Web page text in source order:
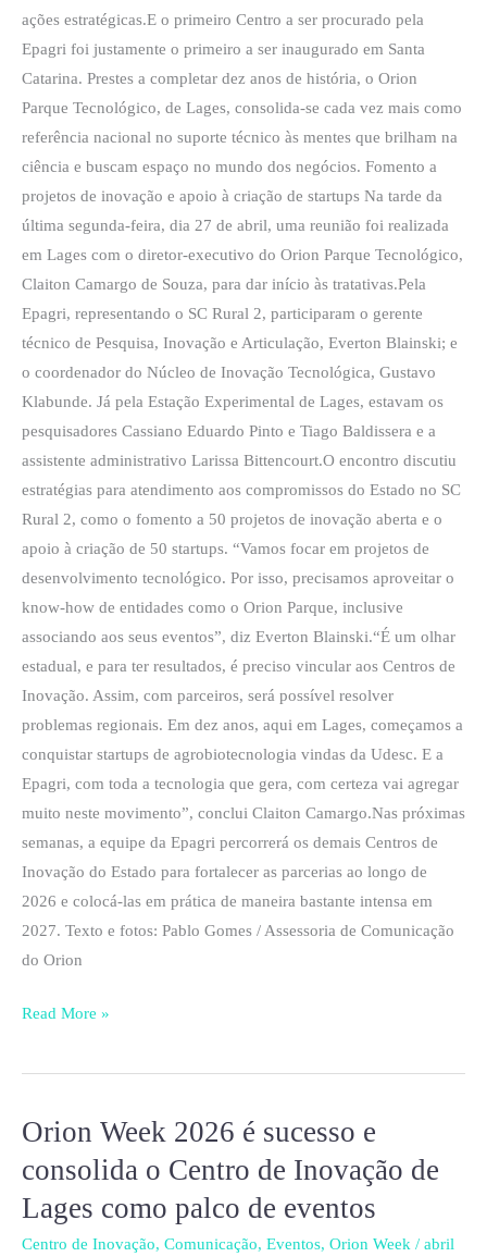
ações estratégicas.E o primeiro Centro a ser procurado pela
Epagri foi justamente o primeiro a ser inaugurado em Santa
Catarina. Prestes a completar dez anos de história, o Orion
Parque Tecnológico, de Lages, consolida-se cada vez mais como
referência nacional no suporte técnico às mentes que brilham na
ciência e buscam espaço no mundo dos negócios. Fomento a
projetos de inovação e apoio à criação de startups Na tarde da
última segunda-feira, dia 27 de abril, uma reunião foi realizada
em Lages com o diretor-executivo do Orion Parque Tecnológico,
Claiton Camargo de Souza, para dar início às tratativas.Pela
Epagri, representando o SC Rural 2, participaram o gerente
técnico de Pesquisa, Inovação e Articulação, Everton Blainski; e
o coordenador do Núcleo de Inovação Tecnológica, Gustavo
Klabunde. Já pela Estação Experimental de Lages, estavam os
pesquisadores Cassiano Eduardo Pinto e Tiago Baldissera e a
assistente administrativo Larissa Bittencourt.O encontro discutiu
estratégias para atendimento aos compromissos do Estado no SC
Rural 2, como o fomento a 50 projetos de inovação aberta e o
apoio à criação de 50 startups. “Vamos focar em projetos de
desenvolvimento tecnológico. Por isso, precisamos aproveitar o
know-how de entidades como o Orion Parque, inclusive
associando aos seus eventos”, diz Everton Blainski.“É um olhar
estadual, e para ter resultados, é preciso vincular aos Centros de
Inovação. Assim, com parceiros, será possível resolver
problemas regionais. Em dez anos, aqui em Lages, começamos a
conquistar startups de agrobiotecnologia vindas da Udesc. E a
Epagri, com toda a tecnologia que gera, com certeza vai agregar
muito neste movimento”, conclui Claiton Camargo.Nas próximas
semanas, a equipe da Epagri percorrerá os demais Centros de
Inovação do Estado para fortalecer as parcerias ao longo de
2026 e colocá-las em prática de maneira bastante intensa em
2027. Texto e fotos: Pablo Gomes / Assessoria de Comunicação
do Orion
Read More »
Orion Week 2026 é sucesso e
consolida o Centro de Inovação de
Lages como palco de eventos
Centro de Inovação, Comunicação, Eventos, Orion Week / abril
Orion
2026
é
sucesso